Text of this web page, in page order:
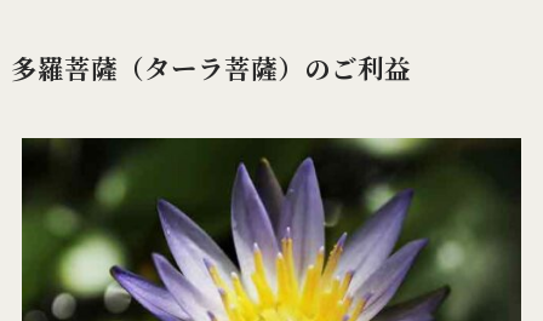
多羅菩薩（ターラ菩薩）のご利益